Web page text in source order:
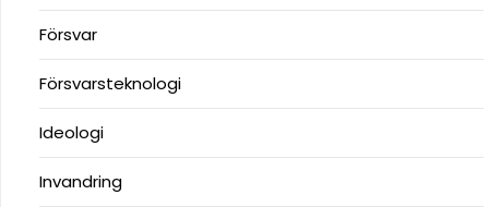
Försvar
Försvarsteknologi
Ideologi
Invandring